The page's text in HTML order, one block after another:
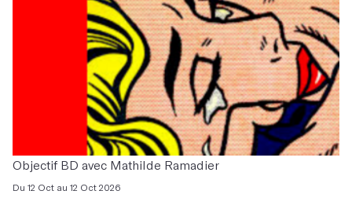
Objectif BD avec Mathilde Ramadier
Du 12 Oct au 12 Oct 2026